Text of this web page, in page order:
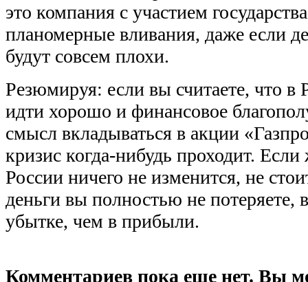
это компания с участием
планомерные вливания, даже если
будут совсем плохи.
Резюмируя: если вы считаете, что в
идти хорошо и финансовое
смысл вкладываться в акции
кризис когда-нибудь проходит.
России ничего не изменится, не
деньги вы полностью не потеряете,
убытке, чем в прибыли.
Комментариев пока еще нет. Вы